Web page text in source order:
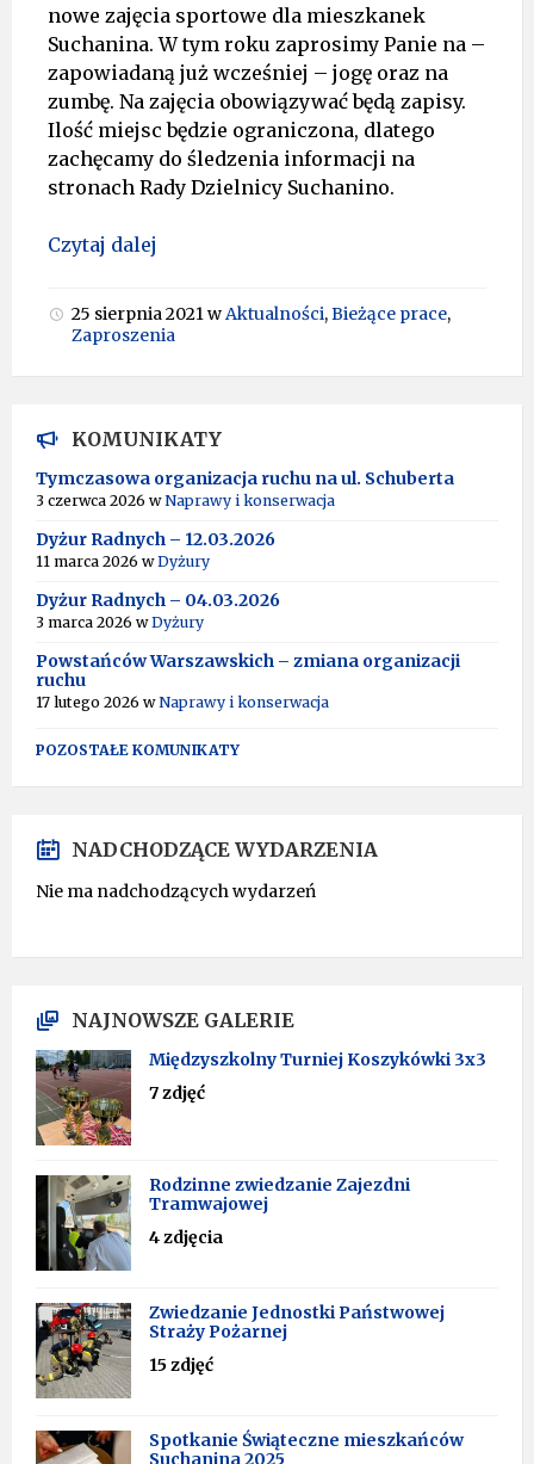
nowe zajęcia sportowe dla mieszkanek
Suchanina. W tym roku zaprosimy Panie na –
zapowiadaną już wcześniej – jogę oraz na
zumbę. Na zajęcia obowiązywać będą zapisy.
Ilość miejsc będzie ograniczona, dlatego
zachęcamy do śledzenia informacji na
stronach Rady Dzielnicy Suchanino.
Czytaj dalej
25 sierpnia 2021wAktualności,Bieżące prace,
Zaproszenia
KOMUNIKATY
Tymczasowa organizacja ruchu na ul. Schuberta
3 czerwca 2026 wNaprawy i konserwacja
Dyżur Radnych – 12.03.2026
11 marca 2026 wDyżury
Dyżur Radnych – 04.03.2026
3 marca 2026 wDyżury
Powstańców Warszawskich – zmiana organizacji
ruchu
17 lutego 2026 wNaprawy i konserwacja
POZOSTAŁE KOMUNIKATY
NADCHODZĄCE WYDARZENIA
Nie ma nadchodzących wydarzeń
NAJNOWSZE GALERIE
Międzyszkolny Turniej Koszykówki 3x3
7 zdjęć
Rodzinne zwiedzanie Zajezdni
Tramwajowej
4 zdjęcia
Zwiedzanie Jednostki Państwowej
Straży Pożarnej
15 zdjęć
Spotkanie Świąteczne mieszkańców
Suchanina 2025